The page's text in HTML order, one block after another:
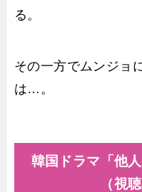
る。
その一方でムンジョ
は…。
韓国ドラマ「他
（視